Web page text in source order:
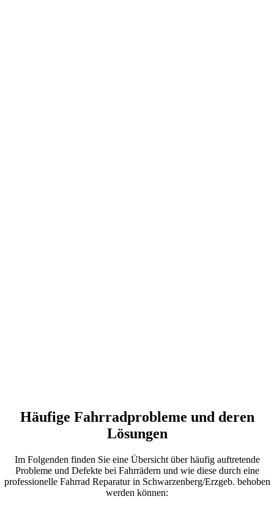
Häufige Fahrradprobleme und deren
Lösungen
Im Folgenden finden Sie eine Übersicht über häufig auftretende
Probleme und Defekte bei Fahrrädern und wie diese durch eine
professionelle Fahrrad Reparatur in Schwarzenberg/Erzgeb. behoben
werden können: